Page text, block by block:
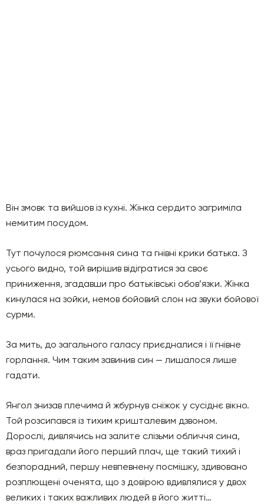
Він змовк та вийшов із кухні. Жінка сердито загриміла
немитим посудом.
Тут почулося рюмсання сина та гнівні крики батька. З
усього видно, той вирішив відігратися за своє
приниження, згадавши про батьківські обов’язки. Жінка
кинулася на зойки, немов бойовий слон на звуки бойової
сурми.
За мить, до загального галасу приєдналися і її гнівне
горлання. Чим таким завинив син — лишалося лише
гадати.
Янгол знизав плечима й жбурнув сніжок у сусіднє вікно.
Той розсипався із тихим кришталевим дзвоном.
Дорослі, дивлячись на залите слізьми обличчя сина,
враз пригадали його перший плач, ще такий тихий і
безпорадний, першу невпевнену посмішку, здивовано
розплющені оченята, що з довірою вдивлялися у двох
великих і таких важливих людей в його житті…